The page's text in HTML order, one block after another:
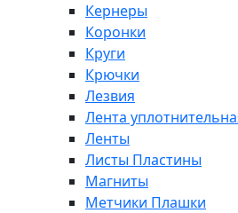
Кернеры
Коронки
Круги
Крючки
Лезвия
Лента
Ленты
Листы Пластины
Магниты
Метчики Плашки